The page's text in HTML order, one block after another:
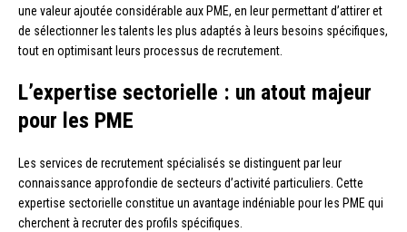
une valeur ajoutée considérable aux PME, en leur permettant d’attirer et
de sélectionner les talents les plus adaptés à leurs besoins spécifiques,
tout en optimisant leurs processus de recrutement.
L’expertise sectorielle : un atout majeur
pour les PME
Les services de recrutement spécialisés se distinguent par leur
connaissance approfondie de secteurs d’activité particuliers. Cette
expertise sectorielle constitue un avantage indéniable pour les PME qui
cherchent à recruter des profils spécifiques.